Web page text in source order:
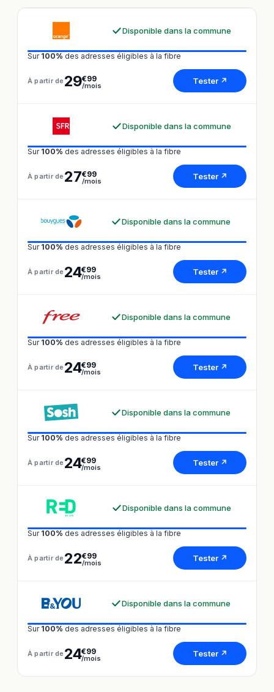
Disponible dans la commune
Sur 100% des adresses éligibles à la fibre
À partir de 29€99
/mois Tester ↗
Disponible dans la commune
Sur 100% des adresses éligibles à la fibre
À partir de 27€99
/mois Tester ↗
Disponible dans la commune
Sur 100% des adresses éligibles à la fibre
À partir de 24€99
/mois Tester ↗
Disponible dans la commune
Sur 100% des adresses éligibles à la fibre
À partir de 24€99
/mois Tester ↗
Disponible dans la commune
Sur 100% des adresses éligibles à la fibre
À partir de 24€99
/mois Tester ↗
Disponible dans la commune
Sur 100% des adresses éligibles à la fibre
À partir de 22€99
/mois Tester ↗
Disponible dans la commune
Sur 100% des adresses éligibles à la fibre
À partir de 24€99
/mois Tester ↗